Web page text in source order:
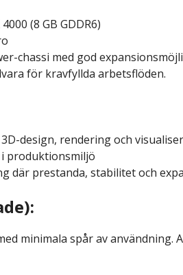
(8 GB GDDR6)
chassi med god
för kravfyllda arbetsflöden.
design, rendering och
produktionsmiljö
där prestanda, stabilitet och
minimala spår av